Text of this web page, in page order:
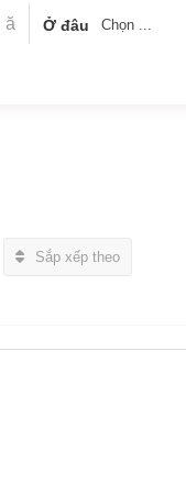
Ở đâu Chọn ...
Sắp xếp theo